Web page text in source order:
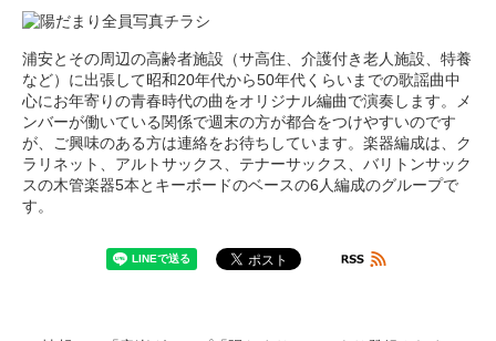
浦安とその周辺の高齢者施設（サ高住、介護付き老人施設、特養
など）に出張して昭和20年代から50年代くらいまでの歌謡曲中
心にお年寄りの青春時代の曲をオリジナル編曲で演奏します。メ
ンバーが働いている関係で週末の方が都合をつけやすいのです
が、ご興味のある方は連絡をお待ちしています。楽器編成は、ク
ラリネット、アルトサックス、テナーサックス、バリトンサック
スの木管楽器5本とキーボードのベースの6人編成のグループで
す。